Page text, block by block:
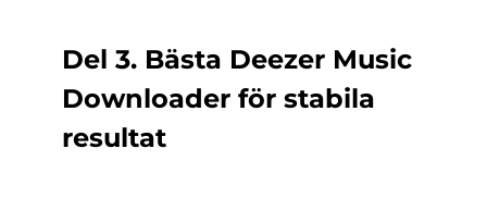
Del 3. Bästa Deezer Music
Downloader för stabila
resultat